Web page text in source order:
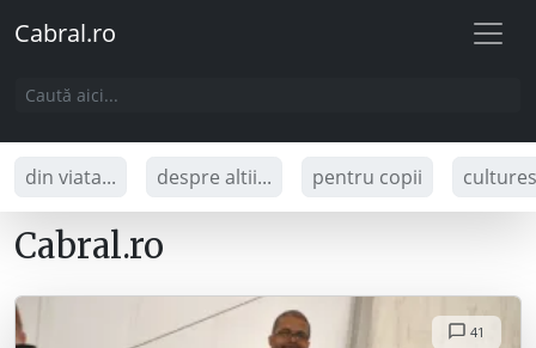
Cabral.ro
din viata... despre altii... pentru copii
Cabral.ro
41